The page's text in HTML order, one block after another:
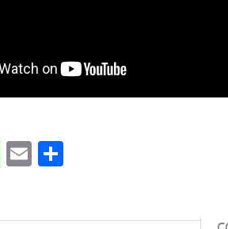
WhatsApp
Email